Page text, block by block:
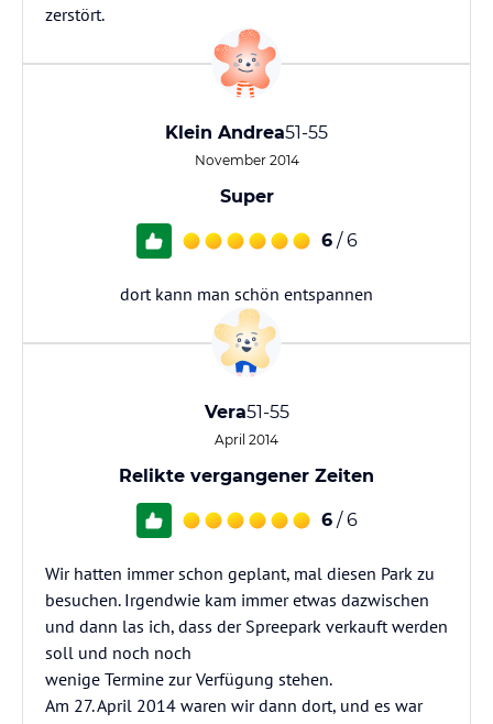
zerstört.
Klein Andrea51-55
November 2014
Super
6 / 6
dort kann man schön entspannen
Vera51-55
April 2014
Relikte vergangener Zeiten
6 / 6
Wir hatten immer schon geplant, mal diesen Park zu
besuchen. Irgendwie kam immer etwas dazwischen
und dann las ich, dass der Spreepark verkauft werden
soll und noch noch
wenige Termine zur Verfügung stehen.
Am 27. April 2014 waren wir dann dort, und es war